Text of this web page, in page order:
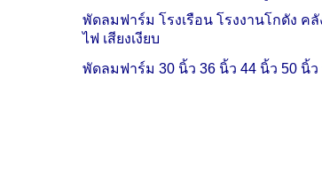
พัดลมฟาร์ม โรงเรือน โรงงานโกดัง ค
ไฟ เสียงเงียบ
พัดลมฟาร์ม 30 นิ้ว36 นิ้ว44 นิ้ว50 นิ้ว